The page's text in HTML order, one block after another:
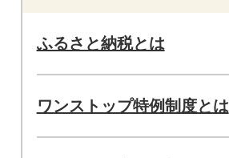
ふるさと納税とは
ワンストップ特例制度とは